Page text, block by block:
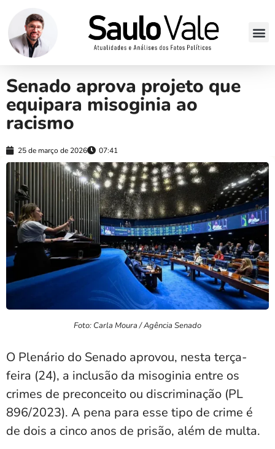
Senado aprova projeto que
equipara misoginia ao
racismo
25 de março de 2026 07:41
Foto: Carla Moura / Agência Senado
O Plenário do Senado aprovou, nesta terça-
feira (24), a inclusão da misoginia entre os
crimes de preconceito ou discriminação (PL
896/2023). A pena para esse tipo de crime é
de dois a cinco anos de prisão, além de multa.